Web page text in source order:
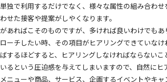
独で利用するだけでなく、様々な属性の組み合わ
せた接客や提案がしやくなります。
あればこそのものですが、多ければ良いわけでもあ
ーチしたい時、その項目がヒアリングできていなけ
するほどすると、ヒアリングしなければならない
るという圧迫感を与えてしまいますので、自然にヒ
ニューや商品、サービス、企画するイベントやキ